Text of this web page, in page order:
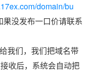
domain/bu
果没发布一口价请联系
我们，我们把域名带
收后，系统会自动把